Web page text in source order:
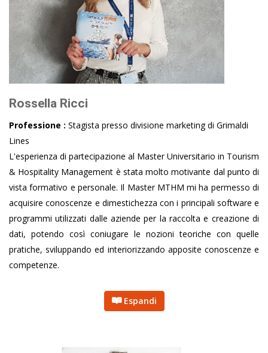
Rossella Ricci
Professione : Stagista presso divisione marketing di Grimaldi
Lines
L'esperienza di partecipazione al Master Universitario in Tourism
& Hospitality Management è stata molto motivante dal punto di
vista formativo e personale. Il Master MTHM mi ha permesso di
acquisire conoscenze e dimestichezza con i principali software e
programmi utilizzati dalle aziende per la raccolta e creazione di
dati, potendo così coniugare le nozioni teoriche con quelle
pratiche, sviluppando ed interiorizzando apposite conoscenze e
competenze.
Espandi